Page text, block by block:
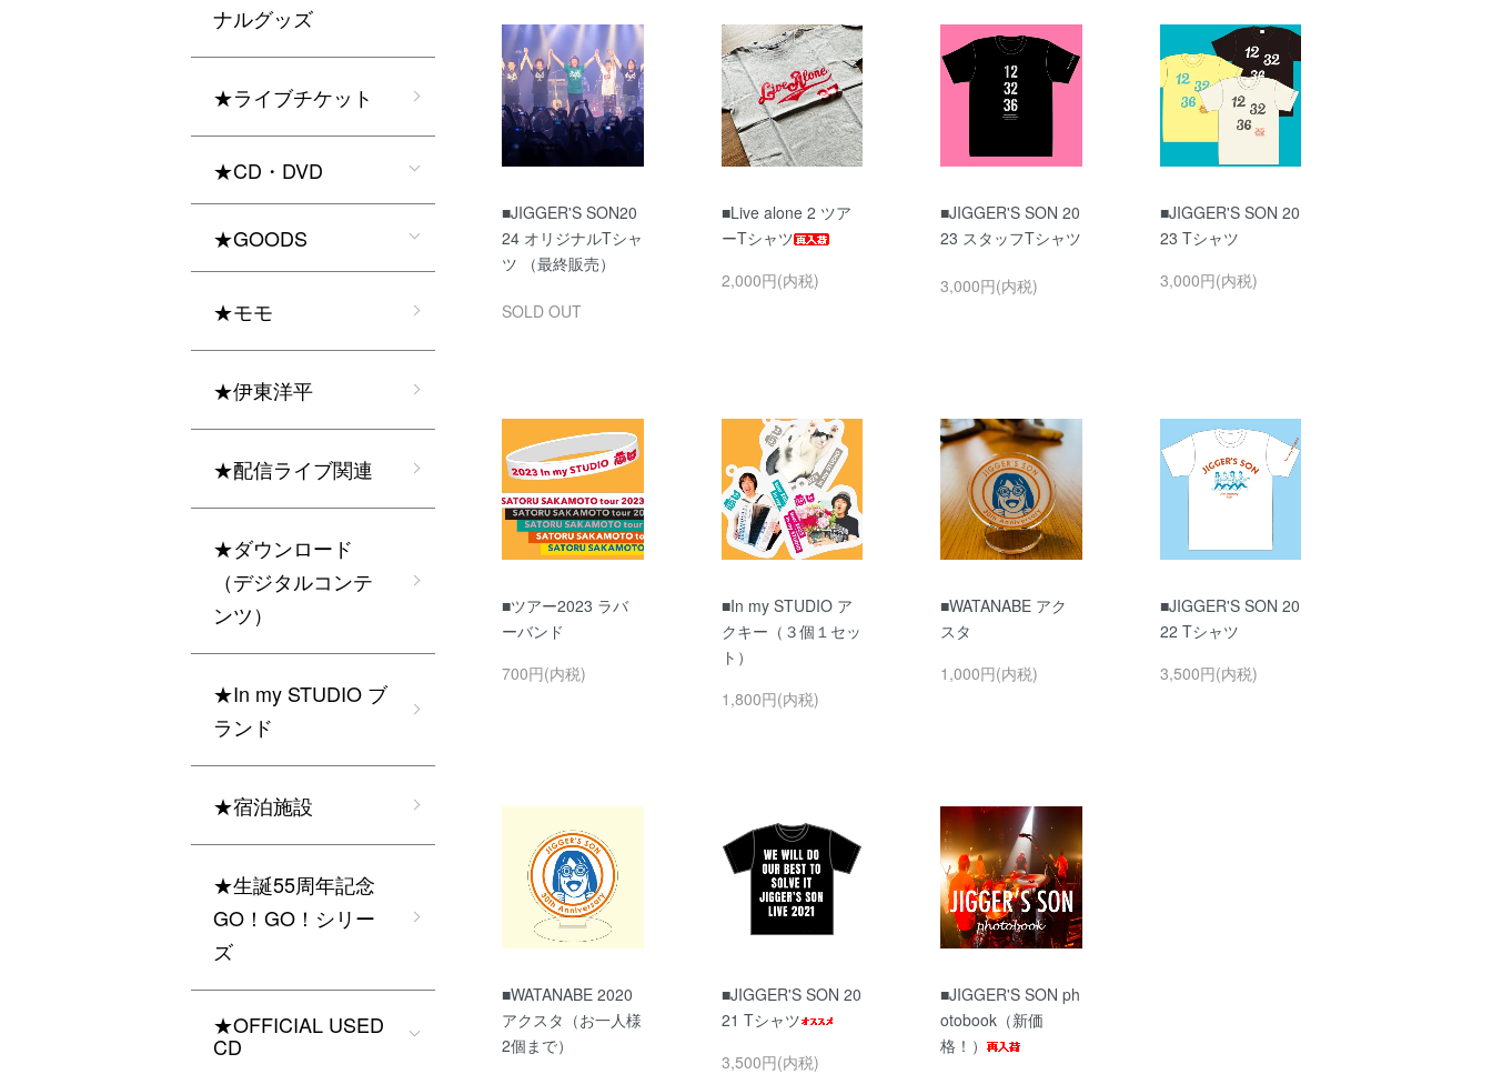
■JIGGER'S SON20
24 オリジナルTシャ
ツ （最終販売）
SOLD OUT
■Live alone 2 ツア
ーTシャツ
2,000円(内税)
■JIGGER'S SON 20
23 スタッフTシャツ
3,000円(内税)
■JIGGER'S SON 20
23 Tシャツ
3,000円(内税)
■ツアー2023 ラバ
ーバンド
700円(内税)
■In my STUDIO ア
クキー（３個１セッ
ト）
1,800円(内税)
■WATANABE アク
スタ
1,000円(内税)
■JIGGER'S SON 20
22 Tシャツ
3,500円(内税)
■WATANABE 2020
アクスタ（お一人様
2個まで）
■JIGGER'S SON 20
21 Tシャツ
3,500円(内税)
■JIGGER'S SON ph
otobook（新価
格！）
ナルグッズ
★ライブチケット
★CD・DVD
★GOODS
★モモ
★伊東洋平
★配信ライブ関連
★ダウンロード
（デジタルコンテ
ンツ）
★In my STUDIO ブ
ランド
★宿泊施設
★生誕55周年記念
GO！GO！シリー
ズ
★OFFICIAL USED
CD